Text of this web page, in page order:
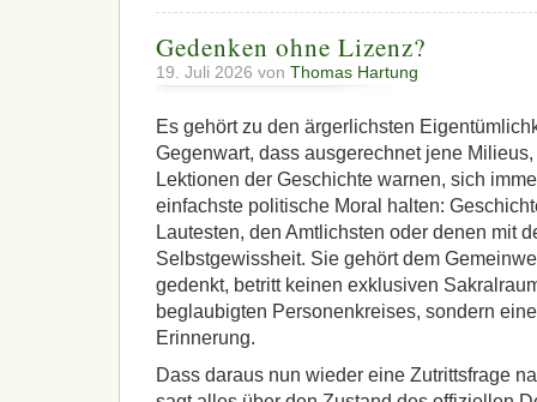
Gedenken ohne Lizenz?
19. Juli 2026 von Thomas Hartung
Es gehört zu den ärgerlichsten
Gegenwart, dass ausgerechnet jene
Lektionen der Geschichte warnen, sich
einfachste politische Moral halten:
Lautesten, den Amtlichsten oder denen mit
Selbstgewissheit. Sie gehört dem
gedenkt, betritt keinen exklusiven
beglaubigten Personenkreises, sondern
Erinnerung.
Dass daraus nun wieder eine Zutrittsfrage